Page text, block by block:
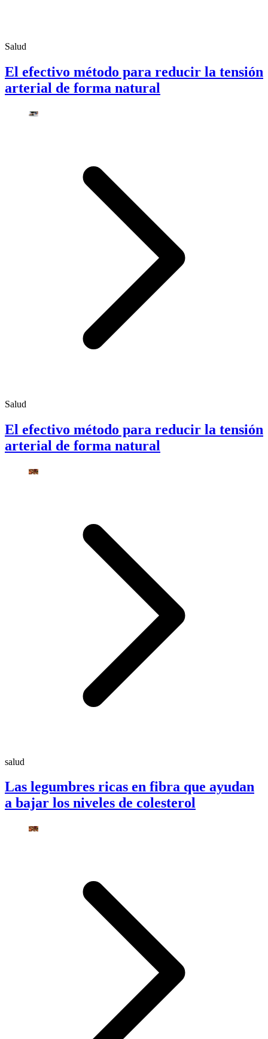
Salud
El efectivo método para reducir la tensión
arterial de forma natural
Salud
El efectivo método para reducir la tensión
arterial de forma natural
salud
Las legumbres ricas en fibra que ayudan
a bajar los niveles de colesterol